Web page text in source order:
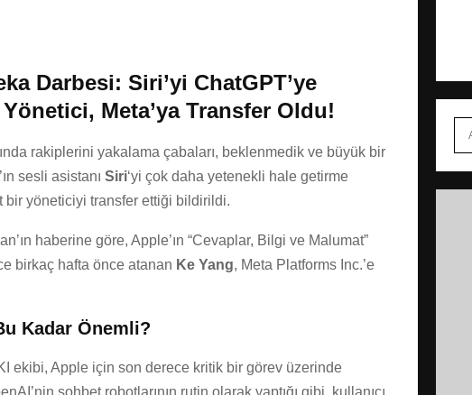
Darbesi: Siri’yi ChatGPT’ye
Meta’ya Transfer Oldu!
rakiplerini yakalama çabaları, beklenmedik ve büyük bir
sesli asistanı Siri‘yi çok daha yetenekli hale getirme
bir yöneticiyi transfer ettiği bildirildi.
haberine göre, Apple’ın “Cevaplar, Bilgi ve Malumat”
birkaç hafta önce atanan Ke Yang, Meta Platforms Inc.’e
Kadar Önemli?
ekibi, Apple için son derece kritik bir görev üzerinde
sohbet robotlarının rutin olarak yaptığı gibi, kullanıcı